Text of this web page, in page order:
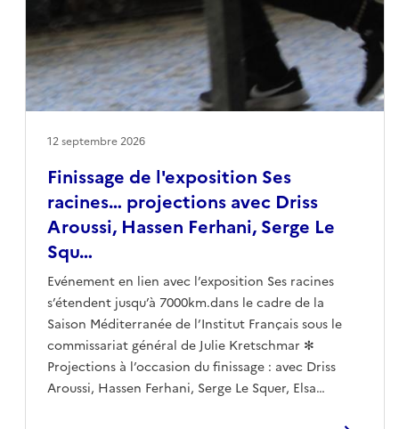
(hiver 2025-2026) et s’intitule « Machines désirantes
et lignes de vies ».
Semiotext(e) Marseille, dont elle a dirigé aussi le
programme culturel.
Finissage de l'exposition Ses
racines… projections avec Driss
Aroussi, Hassen Ferhani, Serge Le
Squ…
Evénement en lien avec l’exposition Ses racines
s’étendent jusqu’à 7000km.dans le cadre de la
Saison Méditerranée de l’Institut Français sous le
commissariat général de Julie Kretschmar ✻
Projections à l’occasion du finissage : avec Driss
Aroussi, Hassen Ferhani, Serge Le Squer, Elsa
12 septembre 2026